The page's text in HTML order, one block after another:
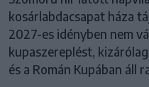
kosárlabdacsapat háza
2027-es idényben nem
kupaszereplést,
és a Román Kupában áll